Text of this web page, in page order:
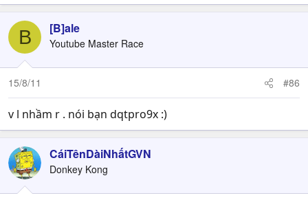
B [B]ale
Youtube Master Race
15/8/11 #86
v l nhầm r . nói bạn dqtpro9x :)
CáiTênDàiNhấtGVN
Donkey Kong